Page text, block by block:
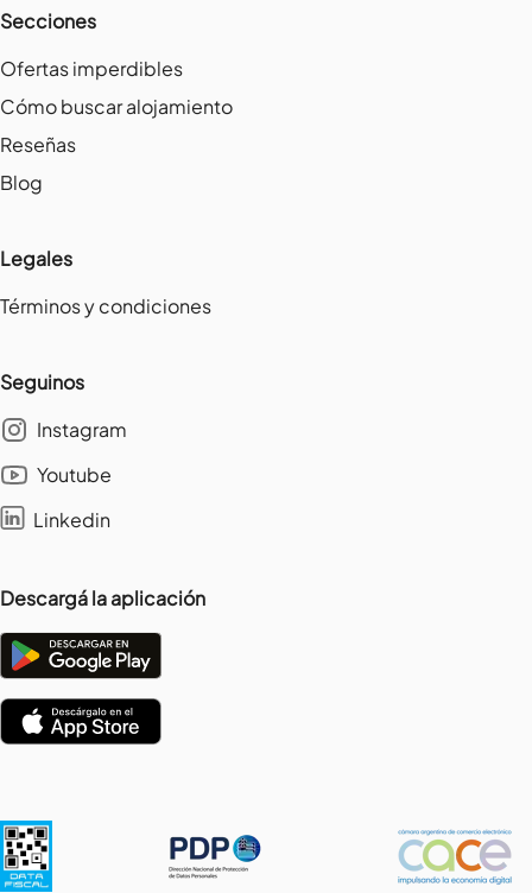
Secciones
Ofertas imperdibles
Cómo buscar alojamiento
Reseñas
Blog
Legales
Términos y condiciones
Seguinos
Instagram
Youtube
Linkedin
Descargá la aplicación